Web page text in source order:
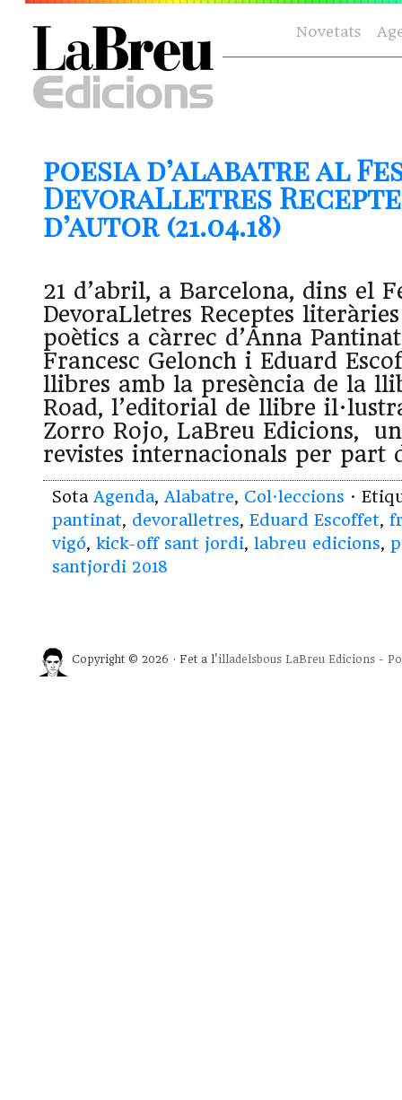
Novetats
poesia d’alabatre al
DevoraLletres
d’autor (21.04.18)
21 d’abril, a Barcelona, dins el
DevoraLletres Receptes
poètics a càrrec d’Anna
Francesc Gelonch i Eduard
llibres amb la presència de la
Road, l’editorial de llibre
Zorro Rojo, LaBreu Edicions,
revistes internacionals per part
Sota Agenda, Alabatre, Col·leccions ·
pantinat, devoralletres, Eduard Escoffet,
vigó, kick-off sant jordi, labreu edicions,
santjordi 2018
Copyright © 2026 · Fet a l'illadelsbous LaBreu Edicions -